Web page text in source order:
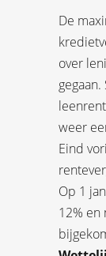
De
over
weer
Eind
Op 1
12% en